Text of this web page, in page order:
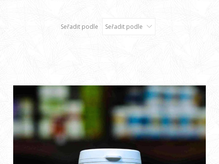
Seřadit podle Seřadit podle